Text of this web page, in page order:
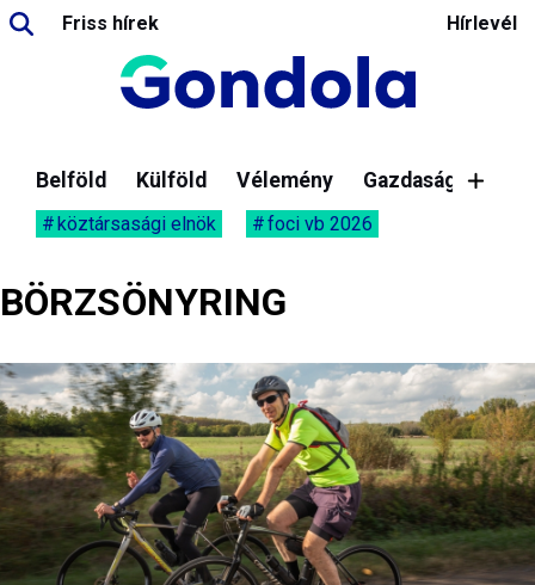
Friss hírek Hírlevél
Belföld Külföld Vélemény Gazdaság
köztársasági elnök foci vb 2026
BÖRZSÖNYRING